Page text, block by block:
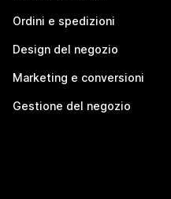
Ordini e spedizioni
Design del negozio
Marketing e conversioni
Gestione del negozio